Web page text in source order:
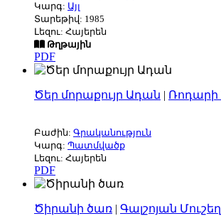
Կարգ: Այլ
Տարեթիվ: 1985
Լեզու: Հայերեն
Թղթային
PDF
Ծեր մորաքույր Ադան | Ռոդարի
Բաժին: Գրականություն
Կարգ: Պատմվածք
Լեզու: Հայերեն
PDF
Ծիրանի ծառ | Գալշոյան Մուշեղ